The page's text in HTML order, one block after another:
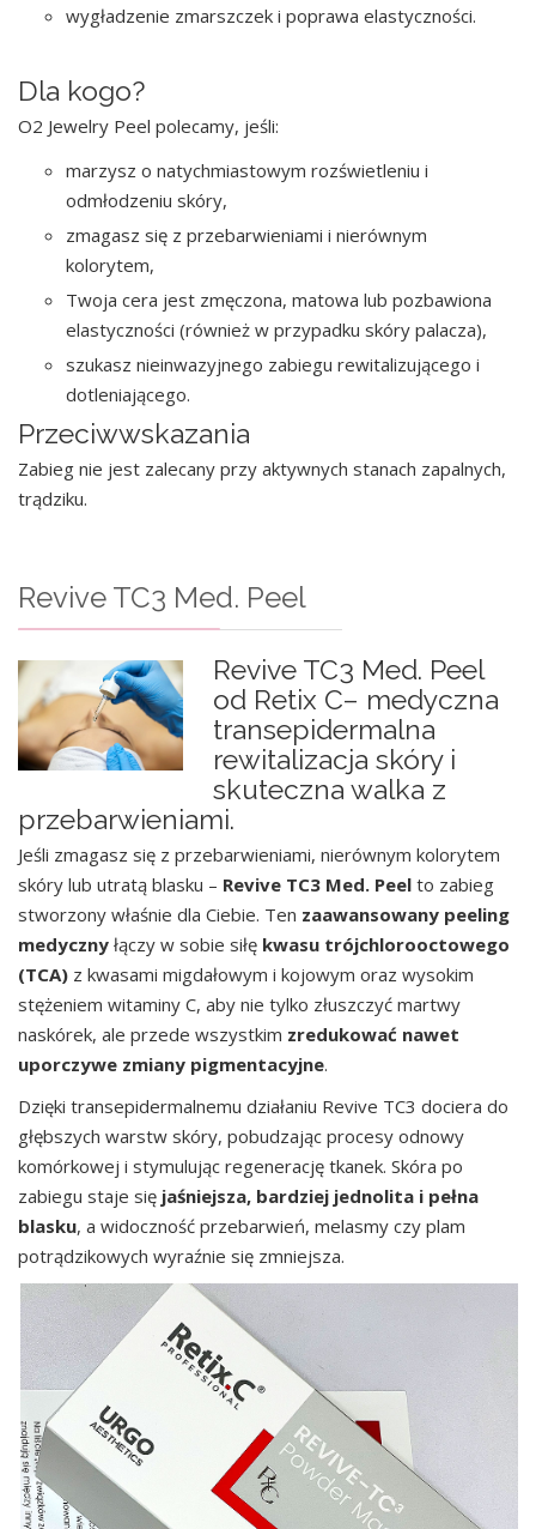
wygładzenie zmarszczek i poprawa elastyczności.
Dla kogo?
O2 Jewelry Peel polecamy, jeśli:
marzysz o natychmiastowym rozświetleniu i
odmłodzeniu skóry,
zmagasz się z przebarwieniami i nierównym
kolorytem,
Twoja cera jest zmęczona, matowa lub pozbawiona
elastyczności (również w przypadku skóry palacza),
szukasz nieinwazyjnego zabiegu rewitalizującego i
dotleniającego.
Przeciwwskazania
Zabieg nie jest zalecany przy aktywnych stanach zapalnych,
trądziku.
Revive TC3 Med. Peel
Revive TC3 Med. Peel
od Retix C– medyczna
transepidermalna
rewitalizacja skóry i
skuteczna walka z
przebarwieniami.
Jeśli zmagasz się z przebarwieniami, nierównym kolorytem
skóry lub utratą blasku – Revive TC3 Med. Peel to zabieg
stworzony właśnie dla Ciebie. Ten zaawansowany peeling
medyczny łączy w sobie siłę kwasu trójchlorooctowego
(TCA) z kwasami migdałowym i kojowym oraz wysokim
stężeniem witaminy C, aby nie tylko złuszczyć martwy
naskórek, ale przede wszystkim zredukować nawet
uporczywe zmiany pigmentacyjne.
Dzięki transepidermalnemu działaniu Revive TC3 dociera do
głębszych warstw skóry, pobudzając procesy odnowy
komórkowej i stymulując regenerację tkanek. Skóra po
zabiegu staje się jaśniejsza, bardziej jednolita i pełna
blasku, a widoczność przebarwień, melasmy czy plam
potrądzikowych wyraźnie się zmniejsza.